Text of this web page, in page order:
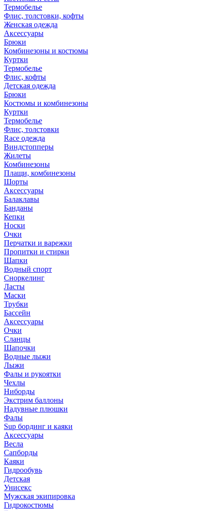
Термобелье
Флис, толстовки, кофты
Женская одежда
Аксессуары
Брюки
Комбинезоны и костюмы
Куртки
Термобелье
Флис, кофты
Детская одежда
Брюки
Костюмы и комбинезоны
Куртки
Термобелье
Флис, толстовки
Race одежда
Виндстопперы
Жилеты
Комбинезоны
Плащи, комбинезоны
Шорты
Аксессуары
Балаклавы
Банданы
Кепки
Носки
Очки
Перчатки и варежки
Пропитки и стирки
Шапки
Водный спорт
Сноркелинг
Ласты
Маски
Трубки
Бассейн
Аксессуары
Очки
Сланцы
Шапочки
Водные лыжи
Лыжи
Фалы и рукоятки
Чехлы
Ниборды
Экстрим баллоны
Надувные плюшки
Фалы
Sup бординг и каяки
Аксессуары
Весла
Сапборды
Каяки
Гидрообувь
Детская
Унисекс
Мужская экипировка
Гидрокостюмы